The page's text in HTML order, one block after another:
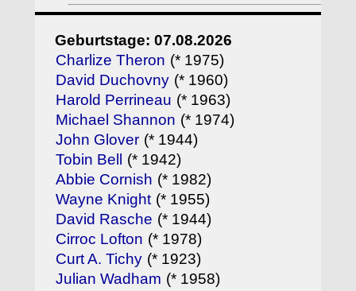
Geburtstage: 07.08.2026
Charlize Theron (* 1975)
David Duchovny (* 1960)
Harold Perrineau (* 1963)
Michael Shannon (* 1974)
John Glover (* 1944)
Tobin Bell
(* 1942)
Abbie Cornish (* 1982)
Wayne Knight (* 1955)
David Rasche (* 1944)
Cirroc Lofton (* 1978)
Curt A. Tichy (* 1923)
Julian Wadham (* 1958)